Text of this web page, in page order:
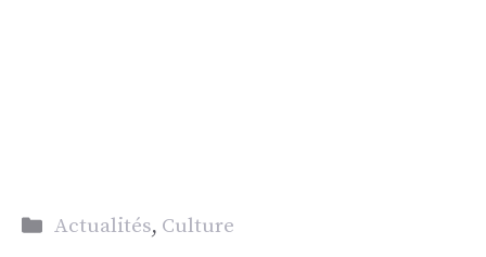
Catégories
Actualités, Culture